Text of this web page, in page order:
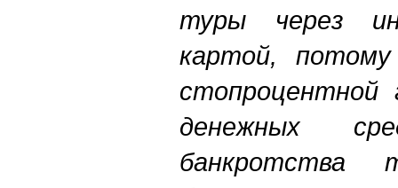
туры через
картой,
стопроцентной
денежных
банкротства